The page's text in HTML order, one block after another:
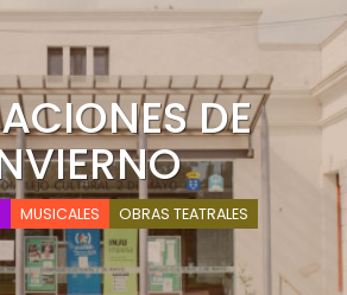
DE
MUSICALES OBRAS TEATRALES